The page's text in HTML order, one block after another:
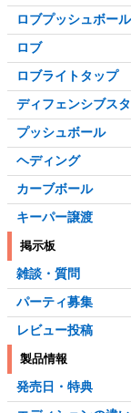
ロブプッシュボール
ロブ
ロブライトタップ
ディフェンシブス
プッシュボール
ヘディング
カーブボール
キーパー譲渡
掲示板
雑談・質問
パーティ募集
レビュー投稿
製品情報
発売日・特典